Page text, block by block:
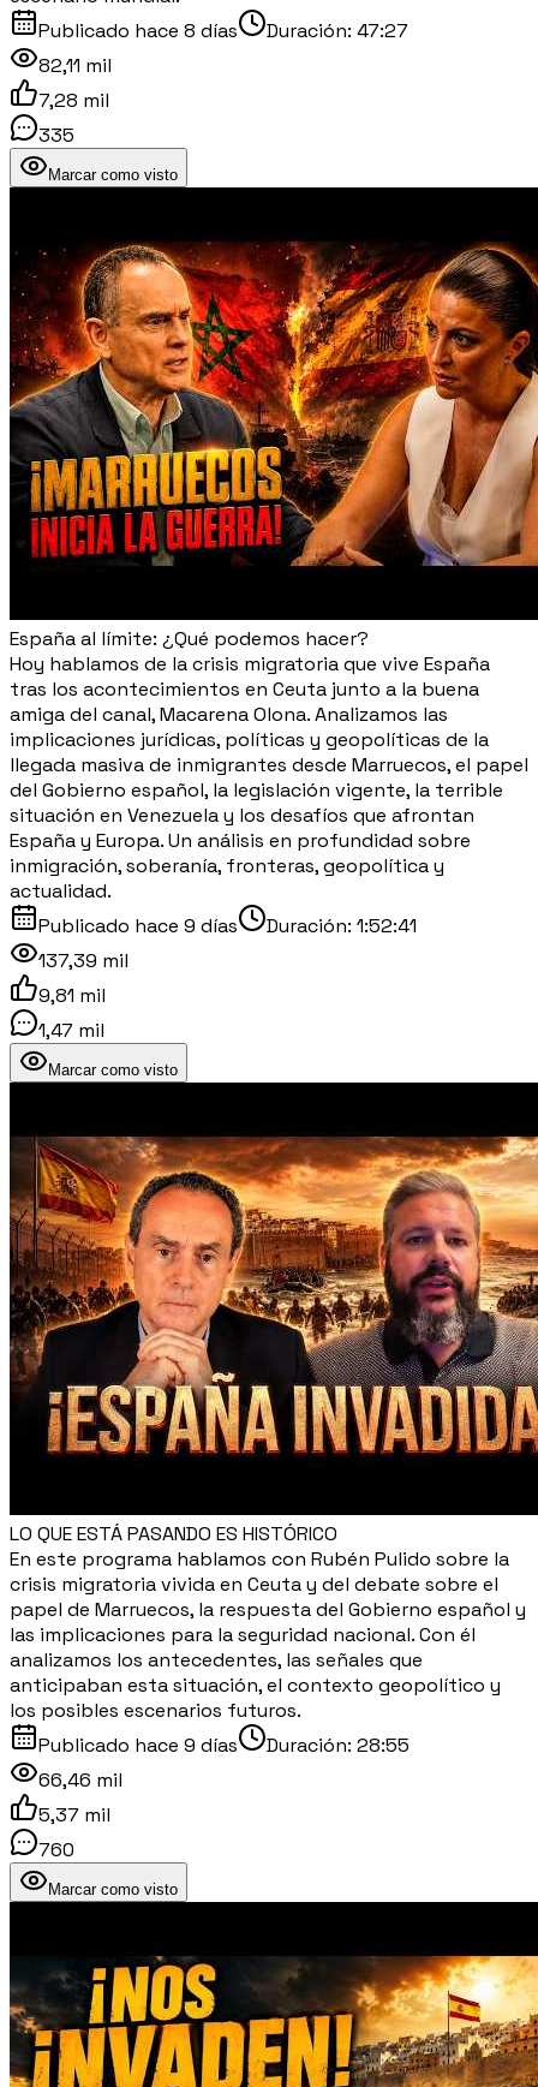
Publicado hace 8 días Duración: 47:27
82,11 mil
7,28 mil
335
Marcar como visto
España al límite: ¿Qué podemos hacer?
Hoy hablamos de la crisis migratoria que vive España
tras los acontecimientos en Ceuta junto a la buena
amiga del canal, Macarena Olona. Analizamos las
implicaciones jurídicas, políticas y geopolíticas de la
llegada masiva de inmigrantes desde Marruecos, el papel
del Gobierno español, la legislación vigente, la terrible
situación en Venezuela y los desafíos que afrontan
España y Europa. Un análisis en profundidad sobre
inmigración, soberanía, fronteras, geopolítica y
actualidad.
Publicado hace 9 días Duración: 1:52:41
137,39 mil
9,81 mil
1,47 mil
Marcar como visto
LO QUE ESTÁ PASANDO ES HISTÓRICO
En este programa hablamos con Rubén Pulido sobre la
crisis migratoria vivida en Ceuta y del debate sobre el
papel de Marruecos, la respuesta del Gobierno español y
las implicaciones para la seguridad nacional. Con él
analizamos los antecedentes, las señales que
anticipaban esta situación, el contexto geopolítico y
los posibles escenarios futuros.
Publicado hace 9 días Duración: 28:55
66,46 mil
5,37 mil
760
Marcar como visto